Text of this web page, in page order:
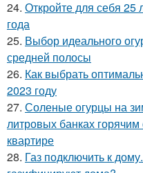
24. Откройте для себя 25
года
25. Выбор идеального
средней полосы
26. Как выбрать
2023 году
27. Соленые огурцы на
литровых банках
квартире
28. Газ подключить к